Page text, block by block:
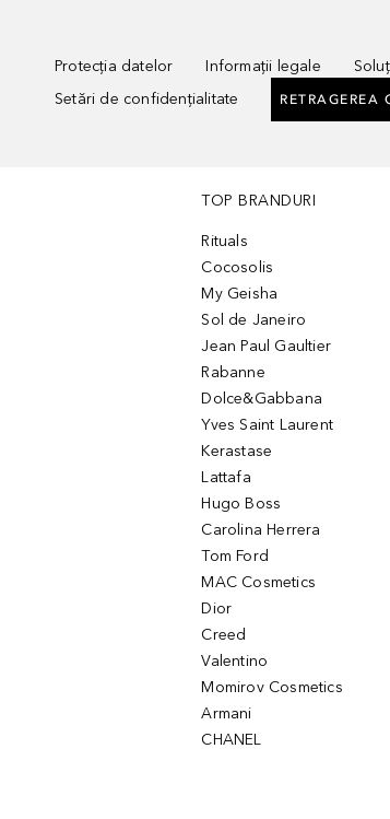
Protecția datelor Informații legale
Setări de confidențialitate
RETRAGEREA
TOP BRANDURI
Rituals
Cocosolis
My Geisha
Sol de Janeiro
Jean Paul Gaultier
Rabanne
Dolce&Gabbana
Yves Saint Laurent
Kerastase
Lattafa
Hugo Boss
Carolina Herrera
Tom Ford
MAC Cosmetics
Dior
Creed
Valentino
Momirov Cosmetics
Armani
CHANEL